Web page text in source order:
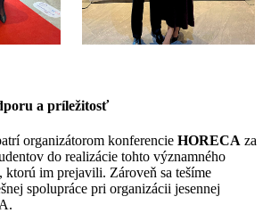
a príležitosť
organizátorom konferencie HORECA za
do realizácie tohto významného
ktorú im prejavili. Zároveň sa tešíme
spolupráce pri organizácii jesennej